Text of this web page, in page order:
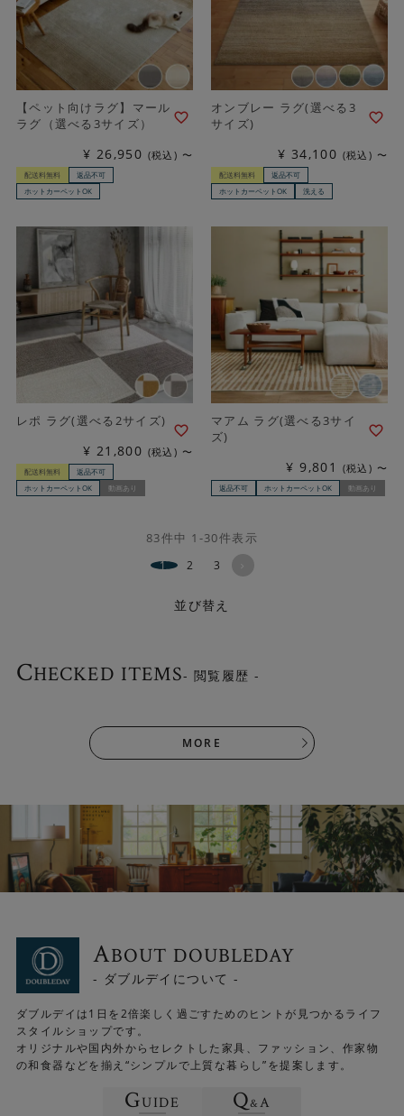
【ペット向けラグ】マール
ラグ（選べる3サイズ）
¥ 26,950 税込 〜
配送料無料
返品不可
ホットカーペットOK
オンブレー ラグ(選べる3
サイズ)
¥ 34,100 税込 〜
配送料無料
返品不可
ホットカーペットOK
洗える
レポ ラグ(選べる2サイズ)
¥ 21,800 税込 〜
配送料無料
返品不可
ホットカーペットOK
動画あり
マアム ラグ(選べる3サイ
ズ)
¥ 9,801 税込 〜
返品不可 ホットカーペットOK 動画あり
並び替え
83件中 1 -30件表示
1 2 3
CHECKED ITEMS- 閲覧履歴 -
MORE
ABOUT DOUBLEDAY
- ダブルデイについて -
ダブルデイは1日を2倍楽しく過ごすためのヒントが見つかるライフ
スタイルショップです。
オリジナルや国内外からセレクトした家具、ファッション、作家物
の和食器などを揃え“シンプルで上質な暮らし”を提案します。
GUIDE Q&A